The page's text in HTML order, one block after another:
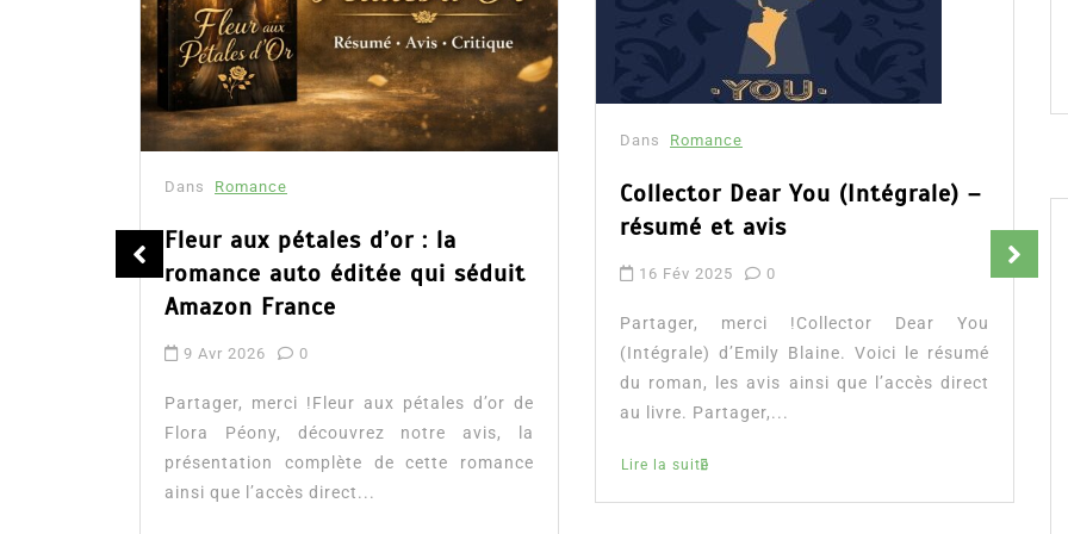
Dans Romance
Fleur aux pétales d’or : la
romance auto éditée qui séduit
Amazon France
9 Avr 2026 0
Partager, merci !Fleur aux pétales d’or de
Flora Péony, découvrez notre avis, la
présentation complète de cette romance
ainsi que l’accès direct...
Dans Romance
Collector Dear You (Intégrale) –
résumé et avis
16 Fév 2025 0
Partager, merci !Collector Dear You
(Intégrale) d’Emily Blaine. Voici le résumé
du roman, les avis ainsi que l’accès direct
au livre. Partager,...
Lire la suite